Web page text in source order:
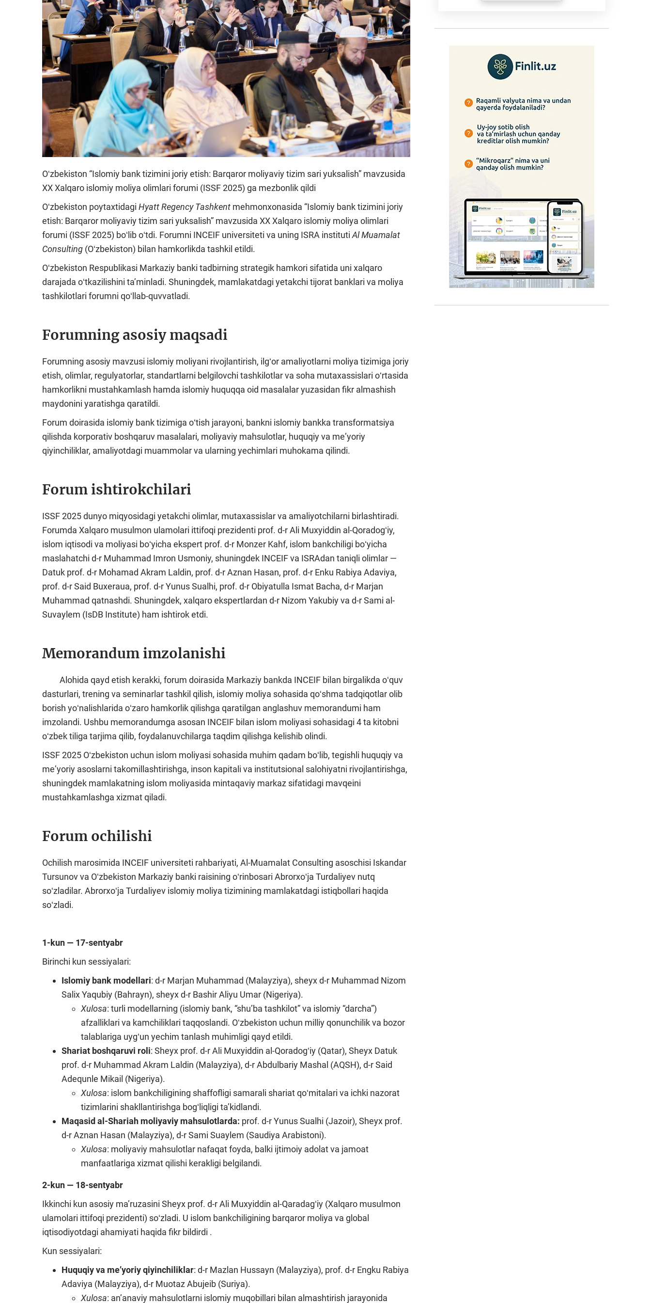
Oʻzbekiston “Islomiy bank tizimini joriy etish: Barqaror moliyaviy tizim sari yuksalish” mavzusida
XX Xalqaro islomiy moliya olimlari forumi (ISSF 2025) ga mezbonlik qildi
Oʻzbekiston poytaxtidagi Hyatt Regency Tashkent mehmonxonasida “Islomiy bank tizimini joriy
etish: Barqaror moliyaviy tizim sari yuksalish” mavzusida XX Xalqaro islomiy moliya olimlari
forumi (ISSF 2025) boʻlib oʻtdi. Forumni INCEIF universiteti va uning ISRA instituti Al Muamalat
Consulting (Oʻzbekiston) bilan hamkorlikda tashkil etildi.
Oʻzbekiston Respublikasi Markaziy banki tadbirning strategik hamkori sifatida uni xalqaro
darajada oʻtkazilishini taʼminladi. Shuningdek, mamlakatdagi yetakchi tijorat banklari va moliya
tashkilotlari forumni qoʻllab-quvvatladi.
Forumning asosiy maqsadi
Forumning asosiy mavzusi islomiy moliyani rivojlantirish, ilgʻor amaliyotlarni moliya tizimiga joriy
etish, olimlar, regulyatorlar, standartlarni belgilovchi tashkilotlar va soha mutaxassislari oʻrtasida
hamkorlikni mustahkamlash hamda islomiy huquqqa oid masalalar yuzasidan fikr almashish
maydonini yaratishga qaratildi.
Forum doirasida islomiy bank tizimiga oʻtish jarayoni, bankni islomiy bankka transformatsiya
qilishda korporativ boshqaruv masalalari, moliyaviy mahsulotlar, huquqiy va meʼyoriy
qiyinchiliklar, amaliyotdagi muammolar va ularning yechimlari muhokama qilindi.
Forum ishtirokchilari
ISSF 2025 dunyo miqyosidagi yetakchi olimlar, mutaxassislar va amaliyotchilarni birlashtiradi.
Forumda Xalqaro musulmon ulamolari ittifoqi prezidenti prof. d-r Ali Muxyiddin al-Qoradogʻiy,
islom iqtisodi va moliyasi boʻyicha ekspert prof. d-r Monzer Kahf, islom bankchiligi boʻyicha
maslahatchi d-r Muhammad Imron Usmoniy, shuningdek INCEIF va ISRAdan taniqli olimlar —
Datuk prof. d-r Mohamad Akram Laldin, prof. d-r Aznan Hasan, prof. d-r Enku Rabiya Adaviya,
prof. d-r Said Buxeraua, prof. d-r Yunus Sualhi, prof. d-r Obiyatulla Ismat Bacha, d-r Marjan
Muhammad qatnashdi. Shuningdek, xalqaro ekspertlardan d-r Nizom Yakubiy va d-r Sami al-
Suvaylem (IsDB Institute) ham ishtirok etdi.
Memorandum imzolanishi
Alohida qayd etish kerakki, forum doirasida Markaziy bankda INCEIF bilan birgalikda oʻquv
dasturlari, trening va seminarlar tashkil qilish, islomiy moliya sohasida qoʻshma tadqiqotlar olib
borish yoʻnalishlarida oʻzaro hamkorlik qilishga qaratilgan anglashuv memorandumi ham
imzolandi. Ushbu memorandumga asosan INCEIF bilan islom moliyasi sohasidagi 4 ta kitobni
oʻzbek tiliga tarjima qilib, foydalanuvchilarga taqdim qilishga kelishib olindi.
ISSF 2025 Oʻzbekiston uchun islom moliyasi sohasida muhim qadam boʻlib, tegishli huquqiy va
meʼyoriy asoslarni takomillashtirishga, inson kapitali va institutsional salohiyatni rivojlantirishga,
shuningdek mamlakatning islom moliyasida mintaqaviy markaz sifatidagi mavqeini
mustahkamlashga xizmat qiladi.
Forum ochilishi
Ochilish marosimida INCEIF universiteti rahbariyati, Al-Muamalat Consulting asoschisi Iskandar
Tursunov va Oʻzbekiston Markaziy banki raisining oʻrinbosari Abrorxoʻja Turdaliyev nutq
soʻzladilar. Abrorxoʻja Turdaliyev islomiy moliya tizimining mamlakatdagi istiqbollari haqida
soʻzladi.
1-kun — 17-sentyabr
Birinchi kun sessiyalari:
Islomiy bank modellari: d-r Marjan Muhammad (Malayziya), sheyx d-r Muhammad Nizom
Salix Yaqubiy (Bahrayn), sheyx d-r Bashir Aliyu Umar (Nigeriya).
Xulosa: turli modellarning (islomiy bank, “shuʼba tashkilot” va islomiy “darcha”)
afzalliklari va kamchiliklari taqqoslandi. Oʻzbekiston uchun milliy qonunchilik va bozor
talablariga uygʻun yechim tanlash muhimligi qayd etildi.
Shariat boshqaruvi roli: Sheyx prof. d-r Ali Muxyiddin al-Qoradogʻiy (Qatar), Sheyx Datuk
prof. d-r Muhammad Akram Laldin (Malayziya), d-r Abdulbariy Mashal (AQSH), d-r Said
Adequnle Mikail (Nigeriya).
Xulosa: islom bankchiligining shaffofligi samarali shariat qoʻmitalari va ichki nazorat
tizimlarini shakllantirishga bogʻliqligi taʼkidlandi.
Maqasid al-Shariah moliyaviy mahsulotlarda: prof. d-r Yunus Sualhi (Jazoir), Sheyx prof.
d-r Aznan Hasan (Malayziya), d-r Sami Suaylem (Saudiya Arabistoni).
Xulosa: moliyaviy mahsulotlar nafaqat foyda, balki ijtimoiy adolat va jamoat
manfaatlariga xizmat qilishi kerakligi belgilandi.
2-kun — 18-sentyabr
Ikkinchi kun asosiy maʼruzasini Sheyx prof. d-r Ali Muxyiddin al-Qaradagʻiy (Xalqaro musulmon
ulamolari ittifoqi prezidenti) soʻzladi. U islom bankchiligining barqaror moliya va global
iqtisodiyotdagi ahamiyati haqida fikr bildirdi .
Kun sessiyalari:
Huquqiy va meʼyoriy qiyinchiliklar: d-r Mazlan Hussayn (Malayziya), prof. d-r Engku Rabiya
Adaviya (Malayziya), d-r Muotaz Abujeib (Suriya).
Xulosa: anʼanaviy mahsulotlarni islomiy muqobillari bilan almashtirish jarayonida